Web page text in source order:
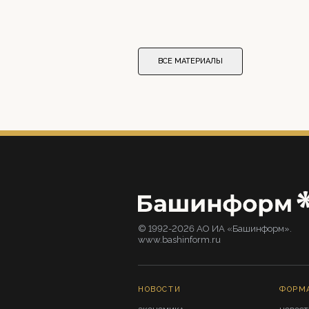
ВСЕ МАТЕРИАЛЫ
© 1992-2026 АО ИА «Башинформ».
www.bashinform.ru
НОВОСТИ